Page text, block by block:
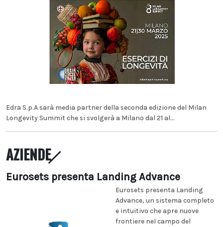
Edra S.p.A sarà media partner della seconda edizione del Milan
Longevity Summit che si svolgerà a Milano dal 21 al...
AZIENDE
Eurosets presenta Landing Advance
Eurosets presenta Landing
Advance, un sistema completo
e intuitivo che apre nuove
frontiere nel campo del